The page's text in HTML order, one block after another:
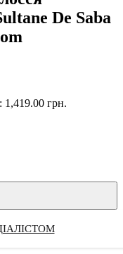
De Saba
1,419.00 грн.